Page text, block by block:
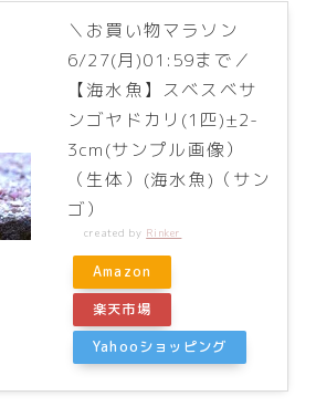
＼お買い物マラソン
6/27(月)01:59まで／
【海水魚】スベスベサ
ンゴヤドカリ(1匹)±2-
3cm(サンプル画像）
（生体）(海水魚)（サン
ゴ）
created by Rinker
Amazon
楽天市場
Yahooショッピング